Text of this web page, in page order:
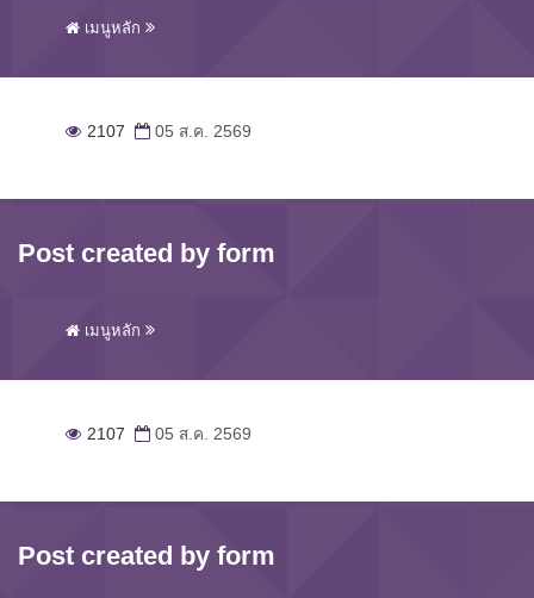
เมนูหลัก
2107 05 ส.ค. 2569
Post created by form
เมนูหลัก
2107 05 ส.ค. 2569
Post created by form